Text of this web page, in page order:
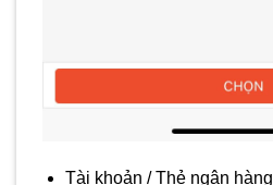
Tài khoản / Thẻ ngân hàng